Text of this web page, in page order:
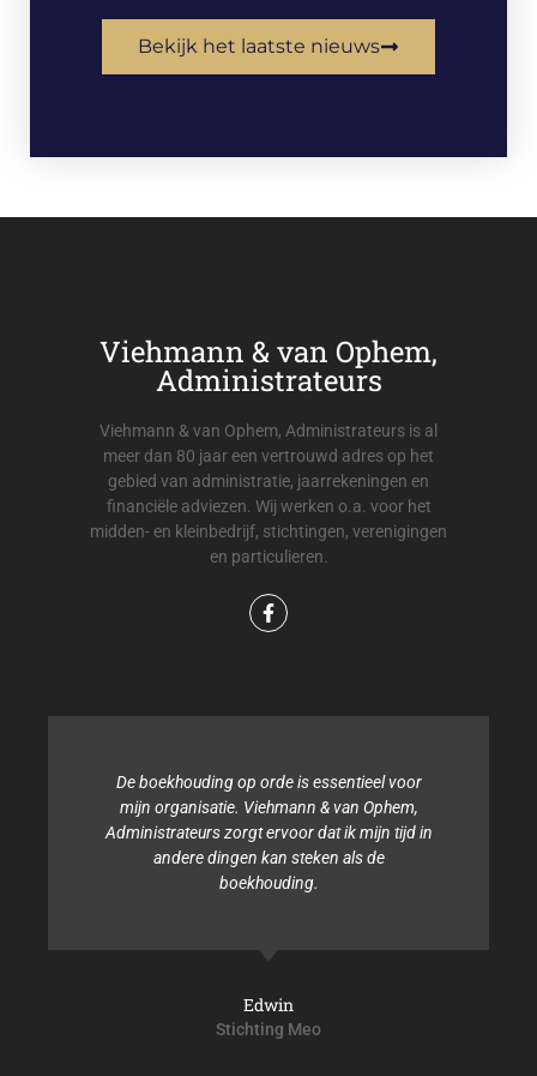
Bekijk het laatste nieuws
Viehmann & van Ophem,
Administrateurs
Viehmann & van Ophem, Administrateurs is al
meer dan 80 jaar een vertrouwd adres op het
gebied van administratie, jaarrekeningen en
financiële adviezen. Wij werken o.a. voor het
midden- en kleinbedrijf, stichtingen, verenigingen
en particulieren.
De boekhouding op orde is essentieel voor
mijn organisatie. Viehmann & van Ophem,
Administrateurs zorgt ervoor dat ik mijn tijd in
andere dingen kan steken als de
boekhouding.
Edwin
Stichting Meo